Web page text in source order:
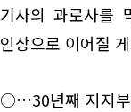
기사의 과로사를
인상으로 이어질
○…30년째 지지부